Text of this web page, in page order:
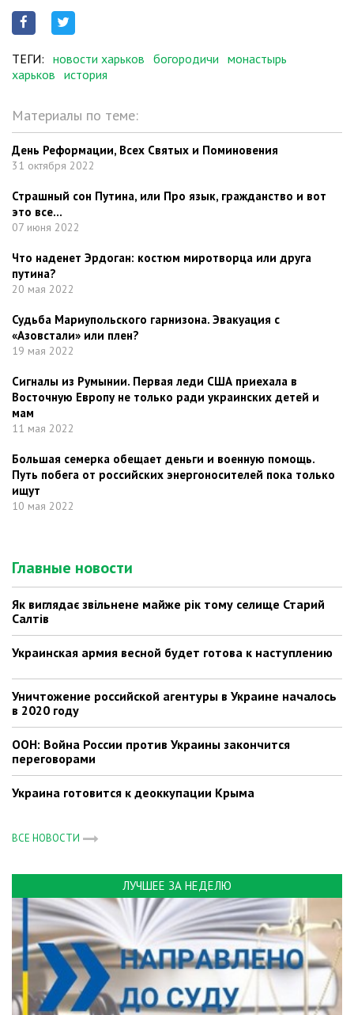
ТЕГИ: новости харьков богородичи монастырь
харьков история
Материалы по теме:
День Реформации, Всех Святых и Поминовения
31 октября 2022
Страшный сон Путина, или Про язык, гражданство и вот
это все…
07 июня 2022
Что наденет Эрдоган: костюм миротворца или друга
путина?
20 мая 2022
Судьба Мариупольского гарнизона. Эвакуация с
«Азовстали» или плен?
19 мая 2022
Сигналы из Румынии. Первая леди США приехала в
Восточную Европу не только ради украинских детей и
мам
11 мая 2022
Большая семерка обещает деньги и военную помощь.
Путь побега от российских энергоносителей пока только
ищут
10 мая 2022
Главные новости
Як виглядає звільнене майже рік тому селище Старий
Салтів
Украинская армия весной будет готова к наступлению
Уничтожение российской агентуры в Украине началось
в 2020 году
ООН: Война России против Украины закончится
переговорами
Украина готовится к деоккупации Крыма
ВСЕ НОВОСТИ
ЛУЧШЕЕ ЗА НЕДЕЛЮ